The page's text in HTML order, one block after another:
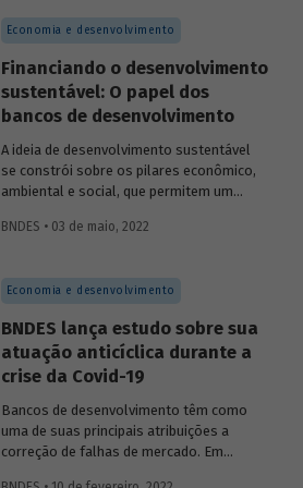
qualidade, não apenas no que se refere às
mas também em relação aos possíveis
legados e aprendizados para qualquer
rede de ensino.
Economia e desenvolvimento
Financiando o desenvolvimento
sustentável: O papel dos
bancos de desenvolvimento
A ideia de desenvolvimento sustentável
se constrói sobre os pilares econômico,
ambiental e social, que permitem um
responsável. É fundamental que
projetos que alinhem esses três
desenvolvimento nesse cenário e como o
BNDES vem contribuindo para promover a
sustentabilidade.
BNDES • 03 de maio, 2022
Economia e desenvolvimento
BNDES lança estudo sobre sua
atuação anticíclica durante a
crise da Covid-19
Bancos de desenvolvimento têm como
uma de suas principais atribuições a
correção de falhas de mer­cado. Em